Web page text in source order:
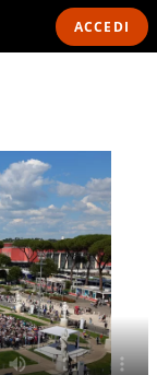
ACCEDI